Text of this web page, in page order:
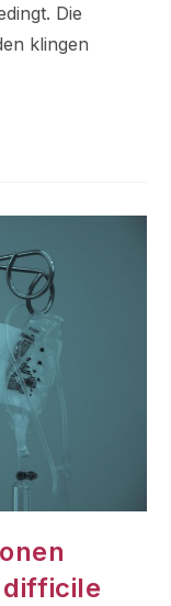
Die
klingen